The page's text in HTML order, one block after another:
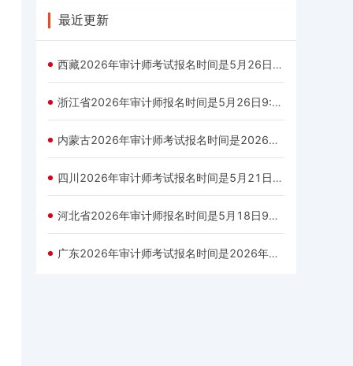
最近更新
西藏2026年审计师考试报名时间是5月26日—6月4日
浙江省2026年审计师报名时间是5月26日9:00至6月5日17:00
内蒙古2026年审计师考试报名时间是2026年5月21日9：00—6月1日17:00
四川2026年审计师考试报名时间是5月21日至6月3日
河北省2026年审计师报名时间是5月18日9时-27日17时
广东2026年审计师考试报名时间是2026年5月18日9:00-5月28日17:00